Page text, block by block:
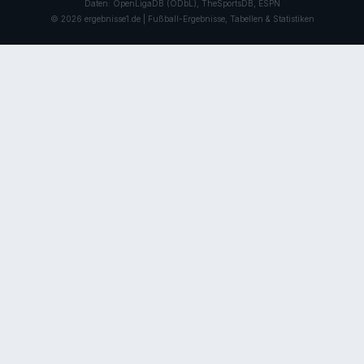
Daten: OpenLigaDB (ODbL), TheSportsDB, ESPN
© 2026 ergebnisse1.de | Fußball-Ergebnisse, Tabellen & Statistiken